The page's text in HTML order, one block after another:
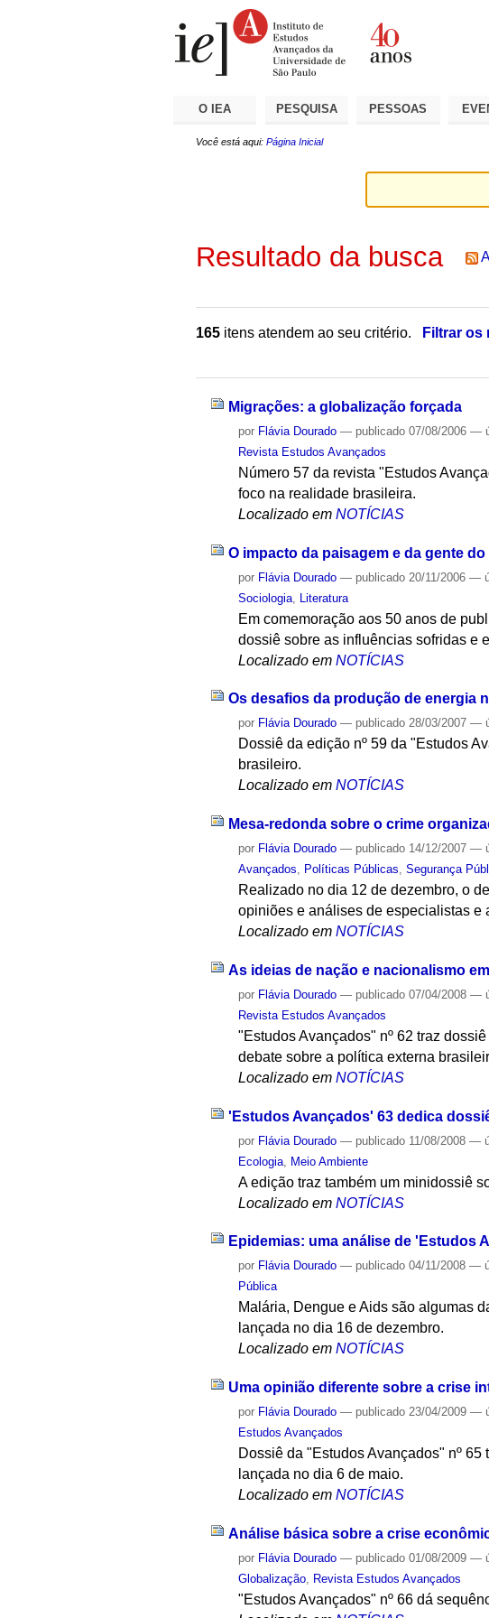
O IEA PESQUISA PESSOAS
Você está aqui: Página Inicial
Resultado da busca
165 itens atendem ao seu critério.
Filtrar os
Migrações: a globalização forçada
por Flávia Dourado — publicado 07/08/2006—
Revista Estudos Avançados
Número 57 da revista "Estudos
foco na realidade brasileira.
Localizado em NOTÍCIAS
O impacto da paisagem e da gente
por Flávia Dourado — publicado 20/11/2006—
Sociologia Literatura
Em comemoração aos 50 anos de
dossiê sobre as influências sofridas e
Localizado em NOTÍCIAS
Os desafios da produção de energia
por Flávia Dourado — publicado 28/03/2007—
Dossiê da edição nº 59 da "Estudos
brasileiro.
Localizado em NOTÍCIAS
Mesa-redonda sobre o crime
por Flávia Dourado — publicado 14/12/2007—
Avançados, Políticas Públicas,Segurança
Realizado no dia 12 de dezembro, o
opiniões e análises de especialistas e
Localizado em NOTÍCIAS
As ideias de nação e nacionalismo
por Flávia Dourado — publicado 07/04/2008—
Revista Estudos Avançados
"Estudos Avançados" nº 62 traz
debate sobre a política externa
Localizado em NOTÍCIAS
'Estudos Avançados' 63 dedica
por Flávia Dourado — publicado 11/08/2008—
Ecologia Meio Ambiente
A edição traz também um minidossiê
Localizado em NOTÍCIAS
Epidemias: uma análise de 'Estudos
por Flávia Dourado — publicado 04/11/2008—
Pública
Malária, Dengue e Aids são algumas
lançada no dia 16 de dezembro.
Localizado em NOTÍCIAS
Uma opinião diferente sobre a crise
por Flávia Dourado — publicado 23/04/2009—
Estudos Avançados
Dossiê da "Estudos Avançados" nº
lançada no dia 6 de maio.
Localizado em NOTÍCIAS
Análise básica sobre a crise
por Flávia Dourado — publicado 01/08/2009—
Globalização Revista Estudos Avançados
"Estudos Avançados" nº 66 dá